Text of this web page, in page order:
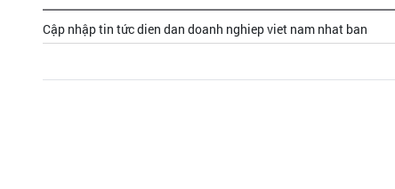
Cập nhập tin tức dien dan doanh nghiep viet nam nhat ban